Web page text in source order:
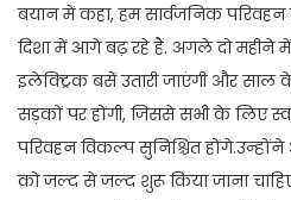
बयान में कहा, हम सार्वजनिक
दिशा में आगे बढ़ रहे हैं. अगले दो महीने
इलेक्ट्रिक बसें उतारी जाएंगी और
सड़कों पर होंगी, जिससे सभी के लिए
परिवहन विकल्प सुनिश्चित
को जल्द से जल्द शुरू किया जाना